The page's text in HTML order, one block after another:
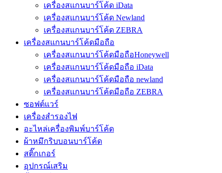
เครื่องสแกนบาร์โค้ด iData
เครื่องสแกนบาร์โค้ด Newland
เครื่องสแกนบาร์โค้ด ZEBRA
เครื่องสแกนบาร์โค้ดมือถือ
เครื่องสแกนบาร์โค้ดมือถือHoneywell
เครื่องสแกนบาร์โค้ดมือถือ iData
เครื่องสแกนบาร์โค้ดมือถือ newland
เครื่องสแกนบาร์โค้ดมือถือ ZEBRA
ซอฟต์แวร์
เครื่องสำรองไฟ
อะไหล่เครื่องพิมพ์บาร์โค้ด
ผ้าหมึกริบบอนบาร์โค้ด
สติ๊กเกอร์
อุปกรณ์เสริม